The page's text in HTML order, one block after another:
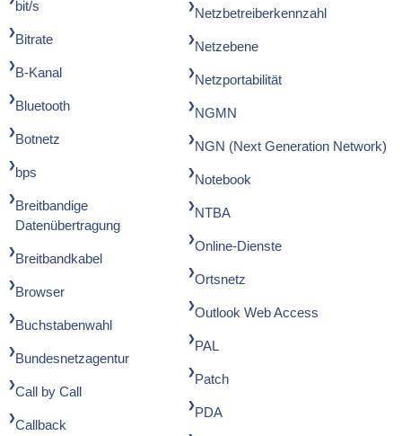
bit/s
Bitrate
B-Kanal
Bluetooth
Botnetz
bps
Breitbandige
Datenübertragung
Breitbandkabel
Browser
Buchstabenwahl
Bundesnetzagentur
Call by Call
Callback
Netzbetreiberkennzahl
Netzebene
Netzportabilität
NGMN
NGN (Next Generation Network)
Notebook
NTBA
Online-Dienste
Ortsnetz
Outlook Web Access
PAL
Patch
PDA